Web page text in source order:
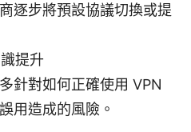
逐步將預設協議切換或提
提升
針對如何正確使用 VPN
用造成的風險。